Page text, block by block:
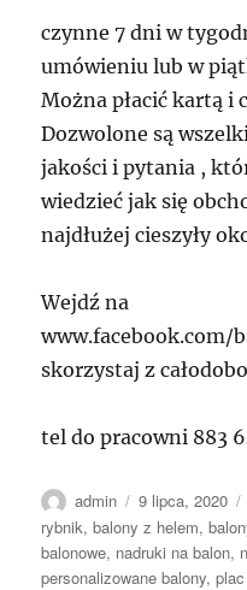
czynne 7 dni w
umówieniu lub w
Można płacić kartą i
Dozwolone są
jakości i pytania ,
wiedzieć jak się
najdłużej cieszyły
Wejdź na
www.facebook.com/
skorzystaj z
tel do pracowni 883
Autor
admin
Data
publikacji
9 lipca, 2020
rybnik,balony z helem,
balonowe, nadruki na balon,
personalizowane balony,